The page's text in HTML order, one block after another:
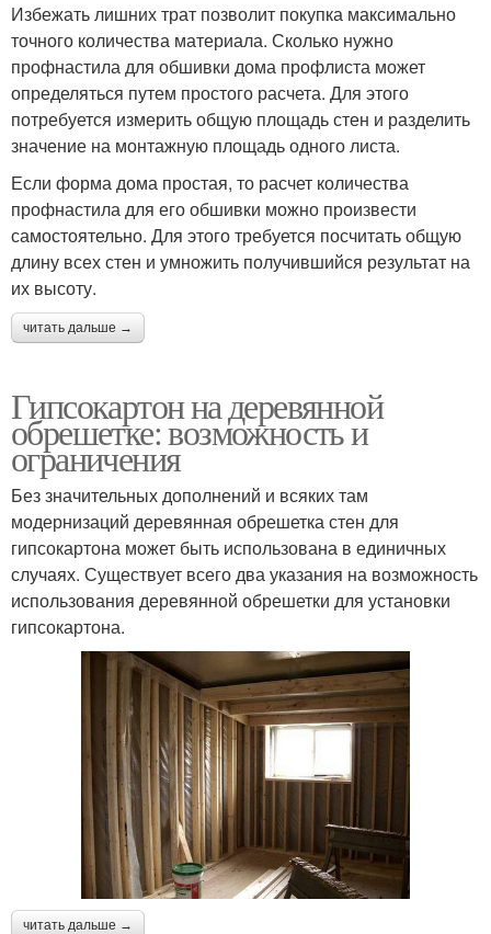
Избежать лишних трат позволит покупка максимально
точного количества материала. Сколько нужно
профнастила для обшивки дома профлиста может
определяться путем простого расчета. Для этого
потребуется измерить общую площадь стен и разделить
значение на монтажную площадь одного листа.
Если форма дома простая, то расчет количества
профнастила для его обшивки можно произвести
самостоятельно. Для этого требуется посчитать общую
длину всех стен и умножить получившийся результат на
их высоту.
читать дальше →
Гипсокартон на деревянной
обрешетке: возможность и
ограничения
Без значительных дополнений и всяких там
модернизаций деревянная обрешетка стен для
гипсокартона может быть использована в единичных
случаях. Существует всего два указания на возможность
использования деревянной обрешетки для установки
гипсокартона.
читать дальше →